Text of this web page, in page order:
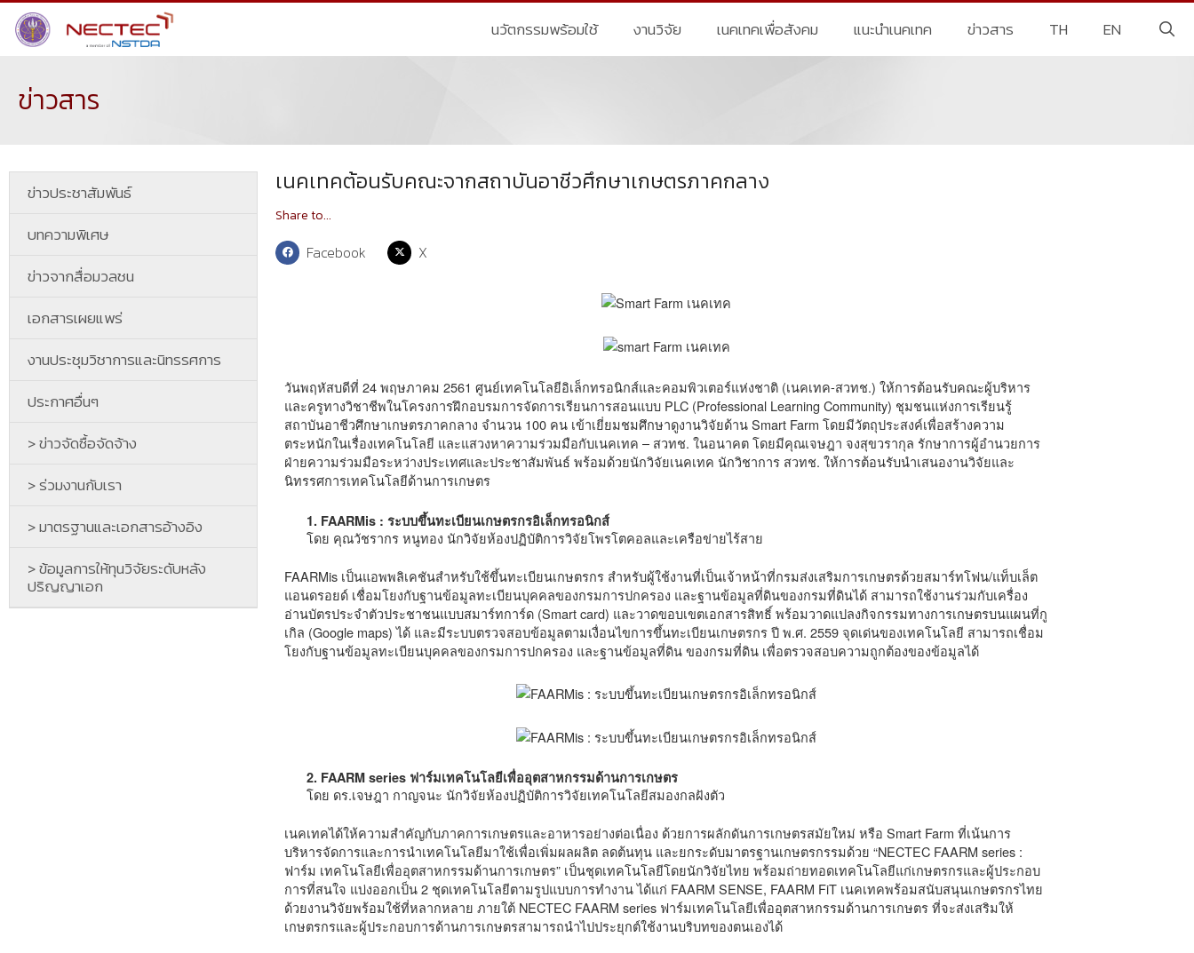
นวัตกรรมพร้อมใช้ งานวิจัย เนคเทคเพื่อสังคม แนะนำเนคเทค ข่าวสาร TH EN
ข่าวสาร
ข่าวประชาสัมพันธ์
บทความพิเศษ
ข่าวจากสื่อมวลชน
เอกสารเผยแพร่
งานประชุมวิชาการและนิทรรศการ
ประกาศอื่นๆ
> ข่าวจัดซื้อจัดจ้าง
> ร่วมงานกับเรา
> มาตรฐานและเอกสารอ้างอิง
> ข้อมูลการให้ทุนวิจัยระดับหลัง
ปริญญาเอก
เนคเทคต้อนรับคณะจากสถาบันอาชีวศึกษาเกษตรภาคกลาง
Share to...
Facebook X
วันพฤหัสบดีที่ 24 พฤษภาคม 2561 ศูนย์เทคโนโลยีอิเล็กทรอนิกส์และคอมพิวเตอร์แห่งชาติ (เนคเทค-สวทช.) ให้การต้อนรับคณะผู้บริหาร
และครูทางวิชาชีพในโครงการฝึกอบรมการจัดการเรียนการสอนแบบ PLC (Professional Learning Community) ชุมชนแห่งการเรียนรู้
สถาบันอาชีวศึกษาเกษตรภาคกลาง จำนวน 100 คน เข้าเยี่ยมชมศึกษาดูงานวิจัยด้าน Smart Farm โดยมีวัตถุประสงค์เพื่อสร้างความ
ตระหนักในเรื่องเทคโนโลยี และแสวงหาความร่วมมือกับเนคเทค – สวทช. ในอนาคต โดยมีคุณเจษฎา จงสุขวรากุล รักษาการผู้อำนวยการ
ฝ่ายความร่วมมือระหว่างประเทศและประชาสัมพันธ์ พร้อมด้วยนักวิจัยเนคเทค นักวิชาการ สวทช. ให้การต้อนรับนำเสนองานวิจัยและ
นิทรรศการเทคโนโลยีด้านการเกษตร
1. FAARMis : ระบบขึ้นทะเบียนเกษตรกรอิเล็กทรอนิกส์
โดย คุณวัชรากร หนูทอง นักวิจัยห้องปฏิบัติการวิจัยโพรโตคอลและเครือข่ายไร้สาย
FAARMis เป็นแอพพลิเคชันสำหรับใช้ขึ้นทะเบียนเกษตรกร สำหรับผู้ใช้งานที่เป็นเจ้าหน้าที่กรมส่งเสริมการเกษตรด้วยสมาร์ทโฟน/แท็บเล็ต
แอนดรอยด์ เชื่อมโยงกับฐานข้อมูลทะเบียนบุคคลของกรมการปกครอง และฐานข้อมูลที่ดินของกรมที่ดินได้ สามารถใช้งานร่วมกับเครื่อง
อ่านบัตรประจำตัวประชาชนแบบสมาร์ทการ์ด (Smart card) และวาดขอบเขตเอกสารสิทธิ์ พร้อมวาดแปลงกิจกรรมทางการเกษตรบนแผนที่กู
เกิล (Google maps) ได้ และมีระบบตรวจสอบข้อมูลตามเงื่อนไขการขึ้นทะเบียนเกษตรกร ปี พ.ศ. 2559 จุดเด่นของเทคโนโลยี สามารถเชื่อม
โยงกับฐานข้อมูลทะเบียนบุคคลของกรมการปกครอง และฐานข้อมูลที่ดิน ของกรมที่ดิน เพื่อตรวจสอบความถูกต้องของข้อมูลได้
2. FAARM series ฟาร์มเทคโนโลยีเพื่ออุตสาหกรรมด้านการเกษตร
โดย ดร.เจษฎา กาญจนะ นักวิจัยห้องปฏิบัติการวิจัยเทคโนโลยีสมองกลฝังตัว
เนคเทคได้ให้ความสำคัญกับภาคการเกษตรและอาหารอย่างต่อเนื่อง ด้วยการผลักดันการเกษตรสมัยใหม่ หรือ Smart Farm ที่เน้นการ
บริหารจัดการและการนำเทคโนโลยีมาใช้เพื่อเพิ่มผลผลิต ลดต้นทุน และยกระดับมาตรฐานเกษตรกรรมด้วย “NECTEC FAARM series :
ฟาร์ม เทคโนโลยีเพื่ออุตสาหกรรมด้านการเกษตร” เป็นชุดเทคโนโลยีโดยนักวิจัยไทย พร้อมถ่ายทอดเทคโนโลยีแก่เกษตรกรและผู้ประกอบ
การที่สนใจ แบ่งออกเป็น 2 ชุดเทคโนโลยีตามรูปแบบการทำงาน ได้แก่ FAARM SENSE, FAARM FiT เนคเทคพร้อมสนับสนุนเกษตรกรไทย
ด้วยงานวิจัยพร้อมใช้ที่หลากหลาย ภายใต้ NECTEC FAARM series ฟาร์มเทคโนโลยีเพื่ออุตสาหกรรมด้านการเกษตร ที่จะส่งเสริมให้
เกษตรกรและผู้ประกอบการด้านการเกษตรสามารถนำไปประยุกต์ใช้งานบริบทของตนเองได้